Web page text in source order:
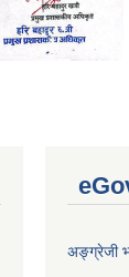
अङ्ग्रेजी